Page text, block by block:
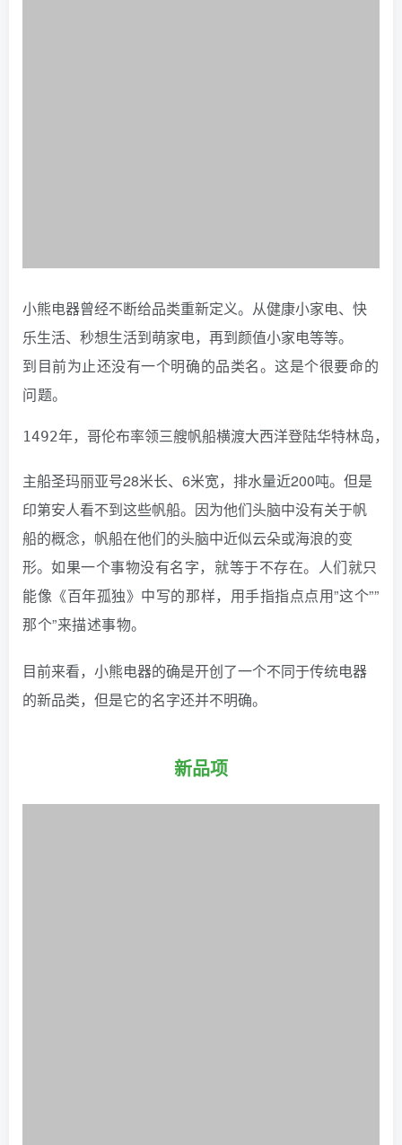
小熊电器曾经不断给品类重新定义。从健康小家电、快
乐生活、秒想生活到萌家电，再到颜值小家电等等。
到目前为止还没有一个明确的品类名。这是个很要命的
问题。
1492年，哥伦布率领三艘帆船横渡大西洋登陆华特林岛，
主船圣玛丽亚号28米长、6米宽，排水量近200吨。但是
印第安人看不到这些帆船。因为他们头脑中没有关于帆
船的概念，帆船在他们的头脑中近似云朵或海浪的变
形。 如果一个事物没有名字，就等于不存在。人们就只
能像《百年孤独》中写的那样，用手指指点点用”这个””
那个”来描述事物。
目前来看，小熊电器的确是开创了一个不同于传统电器
的新品类，但是它的名字还并不明确。
新品项